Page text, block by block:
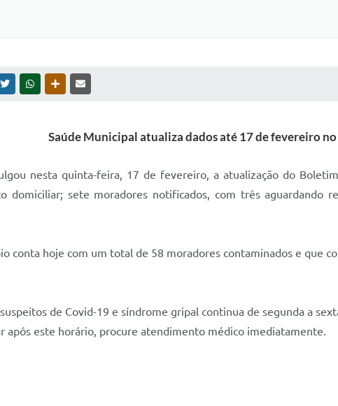
TWITTERWHATSAPPOUTRAS MÍDIAS
Saúde Municipal atualiza dados até 17 de fevereiro
nesta quinta-feira, 17 de fevereiro, a atualização do
domiciliar; sete moradores notificados, com três aguardando
conta hoje com um total de 58 moradores contaminados e que
de Covid-19 e síndrome gripal continua de segunda a
após este horário, procure atendimento médico imediatamente.